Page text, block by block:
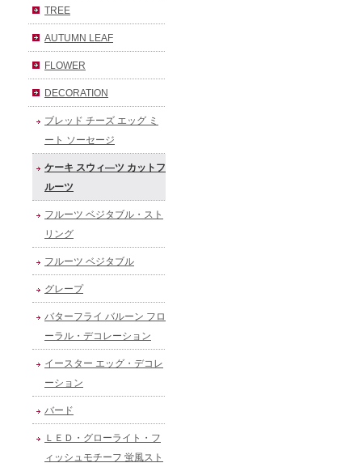
TREE
AUTUMN LEAF
FLOWER
DECORATION
ブレッド チーズ エッグ ミ
ート ソーセージ
ケーキ スウィ―ツ カットフ
ルーツ
フルーツ ベジタブル・スト
リング
フルーツ ベジタブル
グレープ
バターフライ バルーン フロ
ーラル・デコレーション
イースター エッグ・デコレ
ーション
バード
ＬＥＤ・グローライト・フ
ィッシュモチーフ 蛍風スト